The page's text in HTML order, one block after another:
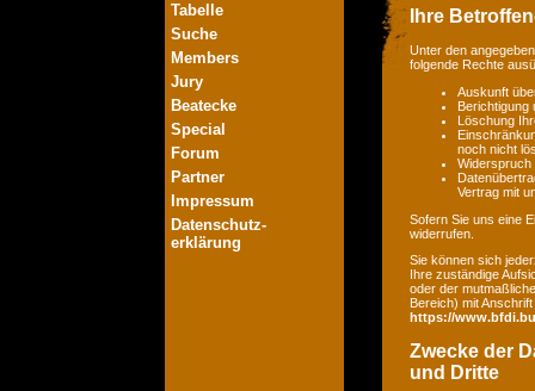
Tabelle
Suche
Members
Jury
Beatecke
Special
Forum
Partner
Impressum
Datenschutz-
erklärung
Ihre
Unter den
folgende Rechte
Auskunft
Berichtigung
Löschung
noch nicht
Widerspruch
Vertrag mit
Sofern Sie uns eine
widerrufen.
Sie können sich
Ihre zuständige
oder der
Bereich) mit
https://
Zwecke der
und Dritte